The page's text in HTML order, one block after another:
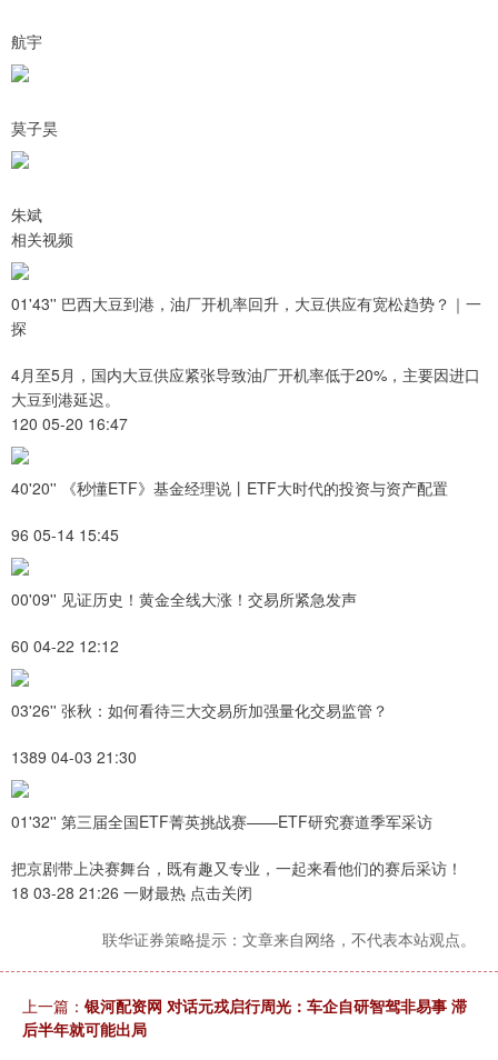
航宇
莫子昊
朱斌
相关视频
01'43'' 巴西大豆到港，油厂开机率回升，大豆供应有宽松趋势？｜一
探
4月至5月，国内大豆供应紧张导致油厂开机率低于20%，主要因进口
大豆到港延迟。
120 05-20 16:47
40'20'' 《秒懂ETF》基金经理说丨ETF大时代的投资与资产配置
96 05-14 15:45
00'09'' 见证历史！黄金全线大涨！交易所紧急发声
60 04-22 12:12
03'26'' 张秋：如何看待三大交易所加强量化交易监管？
1389 04-03 21:30
01'32'' 第三届全国ETF菁英挑战赛——ETF研究赛道季军采访
把京剧带上决赛舞台，既有趣又专业，一起来看他们的赛后采访！
18 03-28 21:26 一财最热 点击关闭
联华证券策略提示：文章来自网络，不代表本站观点。
上一篇： 银河配资网 对话元戎启行周光：车企自研智驾非易事 滞
后半年就可能出局